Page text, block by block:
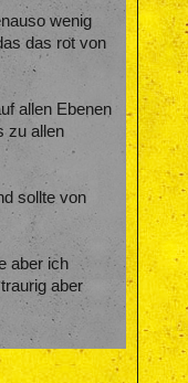
wenig
das rot von
allen Ebenen
zu allen
sollte von
aber ich
aber